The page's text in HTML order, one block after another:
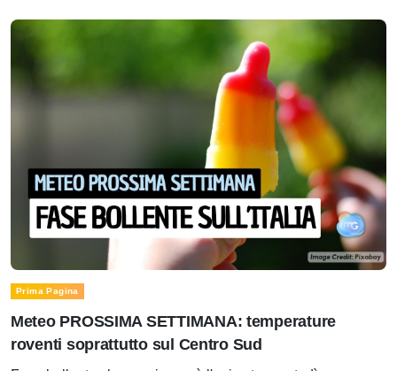
Prima Pagina
Meteo PROSSIMA SETTIMANA: temperature
roventi soprattutto sul Centro Sud